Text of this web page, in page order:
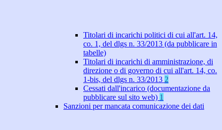
Titolari di incarichi politici di cui all'art. 14,
co. 1, del dlgs n. 33/2013 (da pubblicare in
tabelle)
Titolari di incarichi di amministrazione, di
direzione o di governo di cui all'art. 14, co.
1-bis, del dlgs n. 33/2013 2
Cessati dall'incarico (documentazione da
pubblicare sul sito web) 1
Sanzioni per mancata comunicazione dei dati